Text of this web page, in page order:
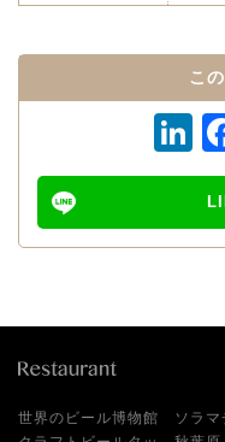
こ
世界のビール博物館 ソラマ